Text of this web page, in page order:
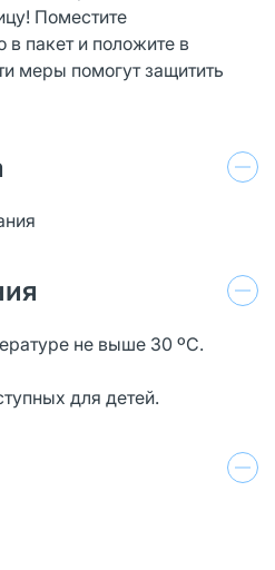
Поместите
в пакет и положите в
меры помогут защитить
не выше 30 ºС.
для детей.